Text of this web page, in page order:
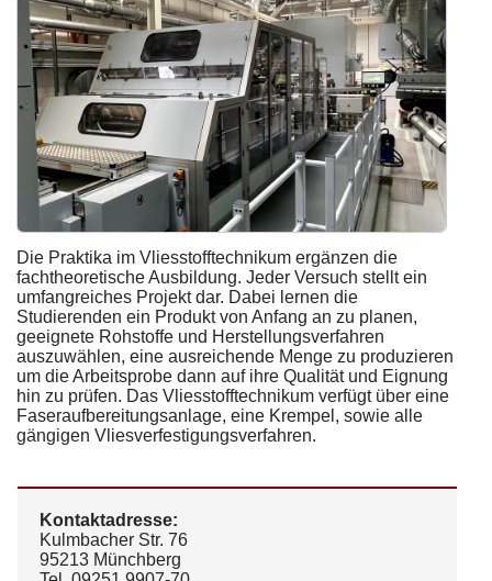
Die Praktika im Vliesstofftechnikum ergänzen die
fachtheoretische Ausbildung. Jeder Versuch stellt ein
umfangreiches Projekt dar. Dabei lernen die
Studierenden ein Produkt von Anfang an zu planen,
geeignete Rohstoffe und Herstellungsverfahren
auszuwählen, eine ausreichende Menge zu produzieren
um die Arbeitsprobe dann auf ihre Qualität und Eignung
hin zu prüfen. Das Vliesstofftechnikum verfügt über eine
Faseraufbereitungsanlage, eine Krempel, sowie alle
gängigen Vliesverfestigungsverfahren.
Kontaktadresse:
Kulmbacher Str. 76
95213 Münchberg